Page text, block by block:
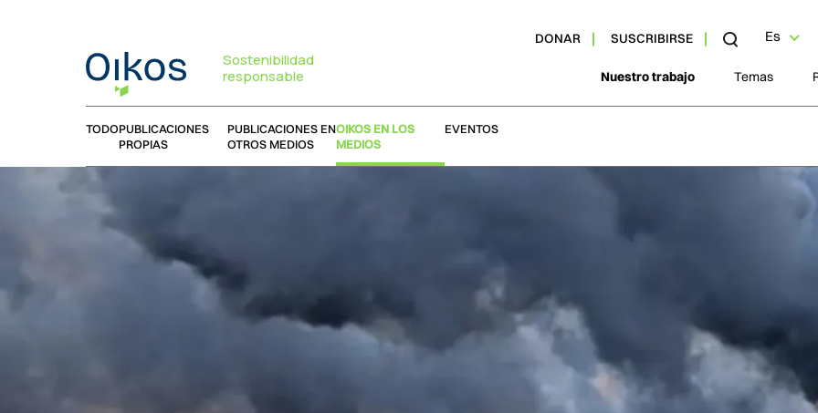
Sostenibilidad
responsable
DONAR SUSCRIBIRSE Es
Nuestro trabajo Temas
TODOPUBLICACIONES
PROPIAS
PUBLICACIONES EN
OTROS MEDIOS
OIKOS EN LOS
MEDIOS
EVENTOS